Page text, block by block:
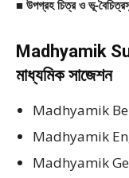
■ উপগ্রহ চিত্র ও ভূ-
Madhyamik
মাধ্যমিক সাজেশন
Madhyamik
Madhyamik
Madhyamik